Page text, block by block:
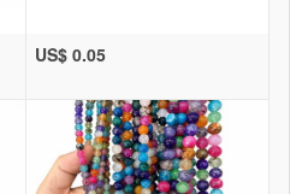
US$ 0.05